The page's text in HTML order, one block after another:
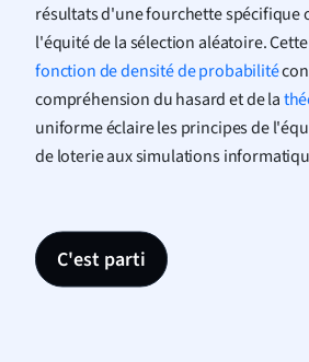
résultats d'une fourchette spécifique
l'équité de la sélection aléatoire.
fonction de densité de probabilité
compréhension du hasard et de la
uniforme éclaire les principes de
de loterie aux simulations
C'est parti